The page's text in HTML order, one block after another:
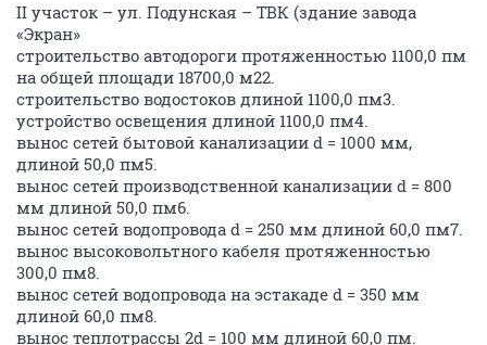
II участок – ул. Подунская – ТВК (здание завода
«Экран»
строительство автодороги протяженностью 1100,0 пм
на общей площади 18700,0 м22.
строительство водостоков длиной 1100,0 пм3.
устройство освещения длиной 1100,0 пм4.
вынос сетей бытовой канализации d = 1000 мм,
длиной 50,0 пм5.
вынос сетей производственной канализации d = 800
мм длиной 50,0 пм6.
вынос сетей водопровода d = 250 мм длиной 60,0 пм7.
вынос высоковольтного кабеля протяженностью
300,0 пм8.
вынос сетей водопровода на эстакаде d = 350 мм
длиной 60,0 пм8.
вынос теплотрассы 2d = 100 мм длиной 60,0 пм.